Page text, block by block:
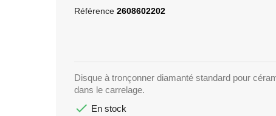
Référence 2608602202
Disque à tronçonner diamanté standard pour
dans le carrelage.
 En stock